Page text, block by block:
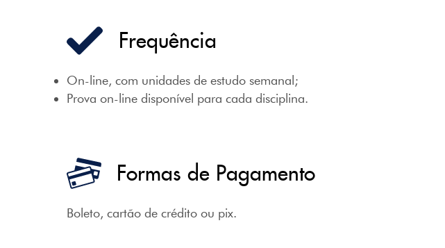
Frequência
On-line, com unidades de estudo semanal;
Prova on-line disponível para cada disciplina.
Formas de Pagamento
Boleto, cartão de crédito ou pix.